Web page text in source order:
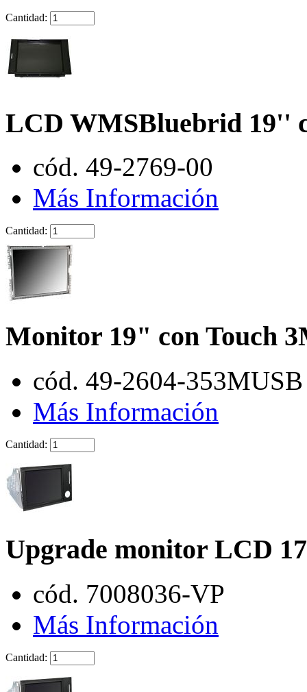
Cantidad:
LCD WMSBluebrid 19''
cód. 49-2769-00
Más Información
Cantidad:
Monitor 19" con Touch
cód. 49-2604-353MUSB
Más Información
Cantidad:
Upgrade monitor LCD
cód. 7008036-VP
Más Información
Cantidad: